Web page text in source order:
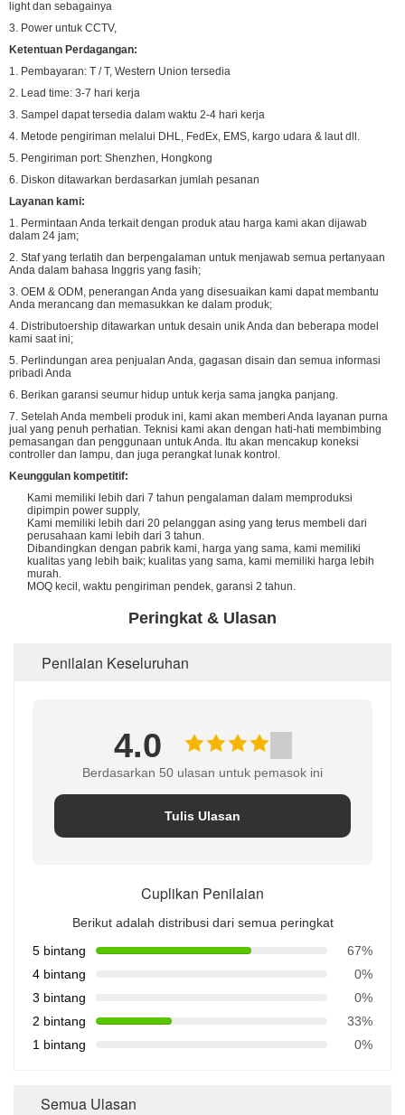
light dan sebagainya
3. Power untuk CCTV,
Ketentuan Perdagangan:
1. Pembayaran: T / T, Western Union tersedia
2. Lead time: 3-7 hari kerja
3. Sampel dapat tersedia dalam waktu 2-4 hari kerja
4. Metode pengiriman melalui DHL, FedEx, EMS, kargo udara & laut dll.
5. Pengiriman port: Shenzhen, Hongkong
6. Diskon ditawarkan berdasarkan jumlah pesanan
Layanan kami:
1. Permintaan Anda terkait dengan produk atau harga kami akan dijawab
dalam 24 jam;
2. Staf yang terlatih dan berpengalaman untuk menjawab semua pertanyaan
Anda dalam bahasa Inggris yang fasih;
3. OEM & ODM, penerangan Anda yang disesuaikan kami dapat membantu
Anda merancang dan memasukkan ke dalam produk;
4. Distributoership ditawarkan untuk desain unik Anda dan beberapa model
kami saat ini;
5. Perlindungan area penjualan Anda, gagasan disain dan semua informasi
pribadi Anda
6. Berikan garansi seumur hidup untuk kerja sama jangka panjang.
7. Setelah Anda membeli produk ini, kami akan memberi Anda layanan purna
jual yang penuh perhatian. Teknisi kami akan dengan hati-hati membimbing
pemasangan dan penggunaan untuk Anda. Itu akan mencakup koneksi
controller dan lampu, dan juga perangkat lunak kontrol.
Keunggulan kompetitif:
Kami memiliki lebih dari 7 tahun pengalaman dalam memproduksi
dipimpin power supply,
Kami memiliki lebih dari 20 pelanggan asing yang terus membeli dari
perusahaan kami lebih dari 3 tahun.
Dibandingkan dengan pabrik kami, harga yang sama, kami memiliki
kualitas yang lebih baik; kualitas yang sama, kami memiliki harga lebih
murah.
MOQ kecil, waktu pengiriman pendek, garansi 2 tahun.
Peringkat & Ulasan
Penilaian Keseluruhan
4.0
Berdasarkan 50 ulasan untuk pemasok ini
Tulis Ulasan
Cuplikan Penilaian
Berikut adalah distribusi dari semua peringkat
5 bintang
67%
4 bintang
0%
3 bintang
0%
2 bintang
33%
1 bintang
0%
Semua Ulasan